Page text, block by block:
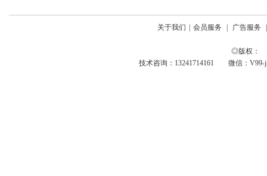
关于我们 会员服务 广告服务
◎版权：
技术咨询：13241714161 微信：V99-